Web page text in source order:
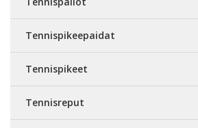
Tennispikeepaidat
Tennispikeet
Tennisreput